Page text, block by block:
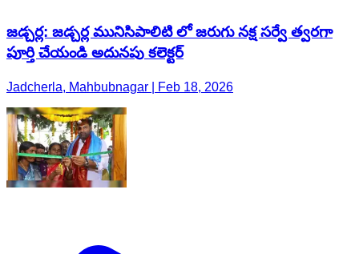
జడ్చర్ల: జడ్చర్ల మునిసిపాలిటి లో జరుగు నక్ష సర్వే త్వరగా
పూర్తి చేయండి అదునపు కలెక్టర్
Jadcherla, Mahbubnagar | Feb 18, 2026